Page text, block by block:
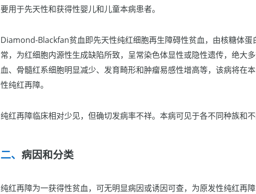
要用于先天性和获得性婴儿和儿童本病患者。
Diamond-Blackfan贫血即先天性纯红细胞再生障碍性贫血，由核糖体
常，为红细胞内源性生成缺陷所致，呈常染色体显性或隐性遗传，绝大
血、骨髓红系细胞明显减少、发育畸形和肿瘤易感性增高等，该病将在
性纯红再障。
纯红再障临床相对少见，但确切发病率不祥。本病可见于各不同种族和
病因和分类
纯红再障为一获得性贫血，可无明显病因或诱因可查，为原发性纯红再